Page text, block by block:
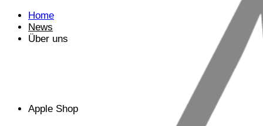
Home
News
Über uns
Apple Shop